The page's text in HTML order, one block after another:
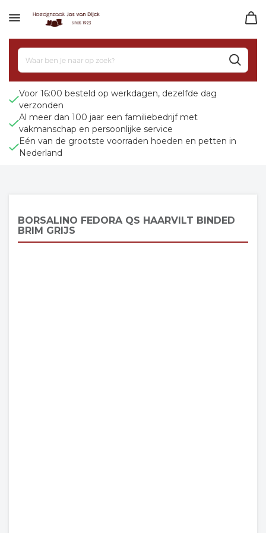
Voor 16:00 besteld op werkdagen, dezelfde dag
verzonden
Al meer dan 100 jaar een familiebedrijf met
vakmanschap en persoonlijke service
Eén van de grootste voorraden hoeden en petten in
Nederland
BORSALINO FEDORA QS HAARVILT BINDED
BRIM GRIJS